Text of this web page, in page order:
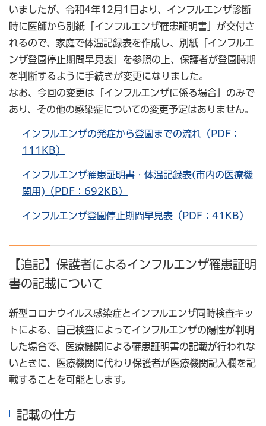
いましたが、令和4年12月1日より、インフルエンザ診断
時に医師から別紙「インフルエンザ罹患証明書」が交付さ
れるので、家庭で体温記録表を作成し、別紙「インフルエ
ンザ登園停止期間早見表」を参照の上、保護者が登園時期
を判断するように手続きが変更になりました。
なお、今回の変更は「インフルエンザに係る場合」のみで
あり、その他の感染症についての変更予定はありません。
インフルエンザの発症から登園までの流れ（PDF：
111KB）
インフルエンザ罹患証明書・体温記録表(市内の医療機
関用)（PDF：692KB）
インフルエンザ登園停止期間早見表（PDF：41KB）
【追記】保護者によるインフルエンザ罹患証明
書の記載について
新型コロナウイルス感染症とインフルエンザ同時検査キッ
トによる、自己検査によってインフルエンザの陽性が判明
した場合で、医療機関による罹患証明書の記載が行われな
いときに、医療機関に代わり保護者が医療機関記入欄を記
載することを可能とします。
記載の仕方